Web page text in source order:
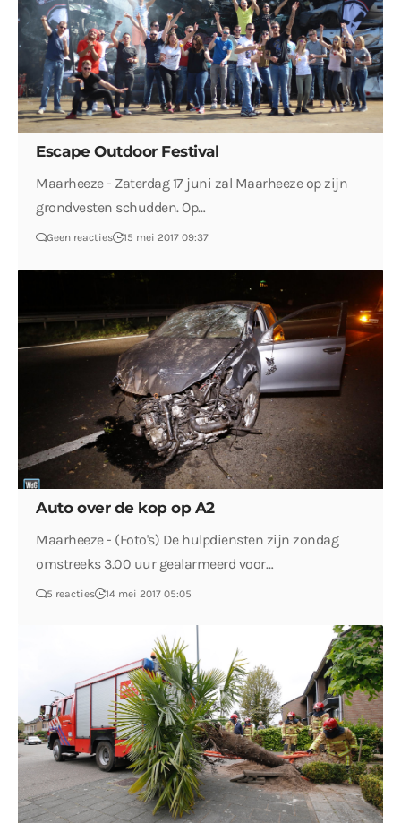
Escape Outdoor Festival
Maarheeze - Zaterdag 17 juni zal Maarheeze op zijn
grondvesten schudden. Op…
Geen reacties 15 mei 2017 09:37
Auto over de kop op A2
Maarheeze - (Foto's) De hulpdiensten zijn zondag
omstreeks 3.00 uur gealarmeerd voor…
5 reacties 14 mei 2017 05:05